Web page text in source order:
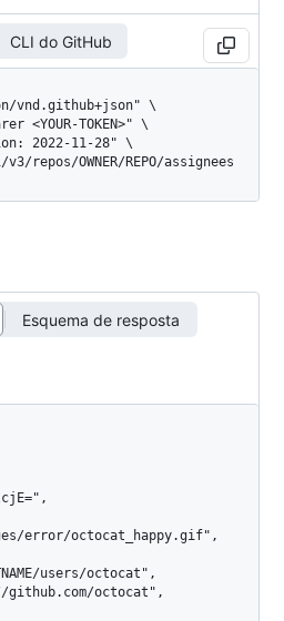
CLI do GitHub
v3/repos/OWNER/REPO/assignees
Esquema de resposta
error/octocat_happy.gif",